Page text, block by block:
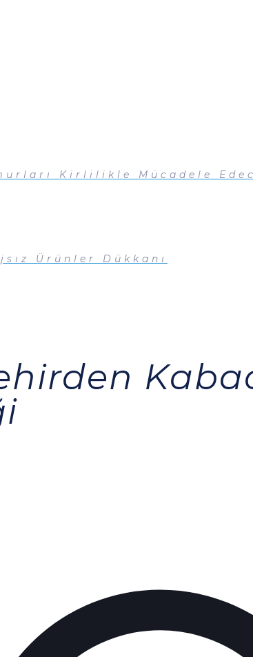
Kirlilikle Mücadele
Ürünler Dükkanı